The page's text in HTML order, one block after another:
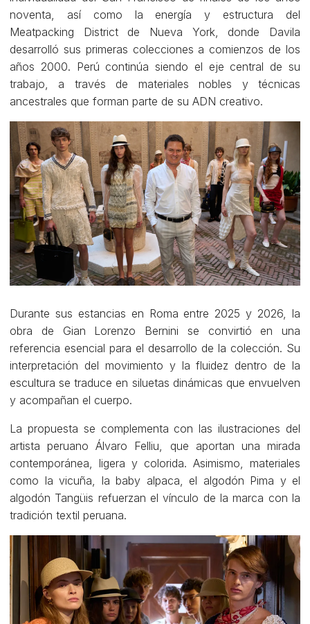
noventa, así como la energía y estructura del
Meatpacking District de Nueva York, donde Davila
desarrolló sus primeras colecciones a comienzos de los
años 2000. Perú continúa siendo el eje central de su
trabajo, a través de materiales nobles y técnicas
ancestrales que forman parte de su ADN creativo.
Durante sus estancias en Roma entre 2025 y 2026, la
obra de Gian Lorenzo Bernini se convirtió en una
referencia esencial para el desarrollo de la colección. Su
interpretación del movimiento y la fluidez dentro de la
escultura se traduce en siluetas dinámicas que envuelven
y acompañan el cuerpo.
La propuesta se complementa con las ilustraciones del
artista peruano Álvaro Felliu, que aportan una mirada
contemporánea, ligera y colorida. Asimismo, materiales
como la vicuña, la baby alpaca, el algodón Pima y el
algodón Tangüis refuerzan el vínculo de la marca con la
tradición textil peruana.